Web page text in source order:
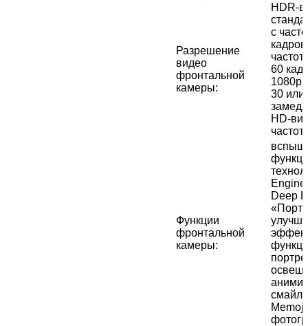
Разрешение
видео
фронтальной
камеры:
с
60
1080p
30 или
HD-
Функции
фронтальной
камеры:
Deep